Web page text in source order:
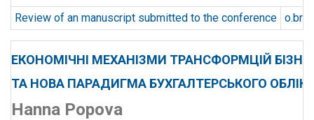
Review of an manuscript submitted to the conference
ЕКОНОМІЧНІ МЕХАНІЗМИ ТРАНСФОРМЦІЙ
ТА НОВА ПАРАДИГМА БУХГАЛТЕРСЬКОГО ОБЛІКУ
Hanna Popova